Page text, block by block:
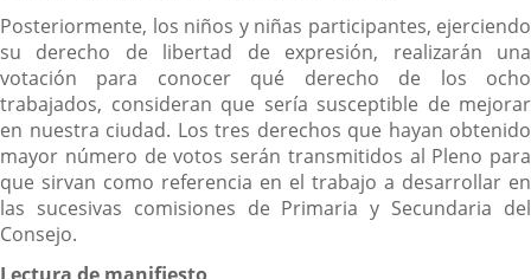
Posteriormente, los niños y niñas participantes, ejerciendo
su derecho de libertad de expresión, realizarán una
votación para conocer qué derecho de los ocho
trabajados, consideran que sería susceptible de mejorar
en nuestra ciudad. Los tres derechos que hayan obtenido
mayor número de votos serán transmitidos al Pleno para
que sirvan como referencia en el trabajo a desarrollar en
las sucesivas comisiones de Primaria y Secundaria del
Consejo.